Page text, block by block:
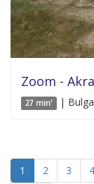
Zoom -
27 min' |
1 2 3 4